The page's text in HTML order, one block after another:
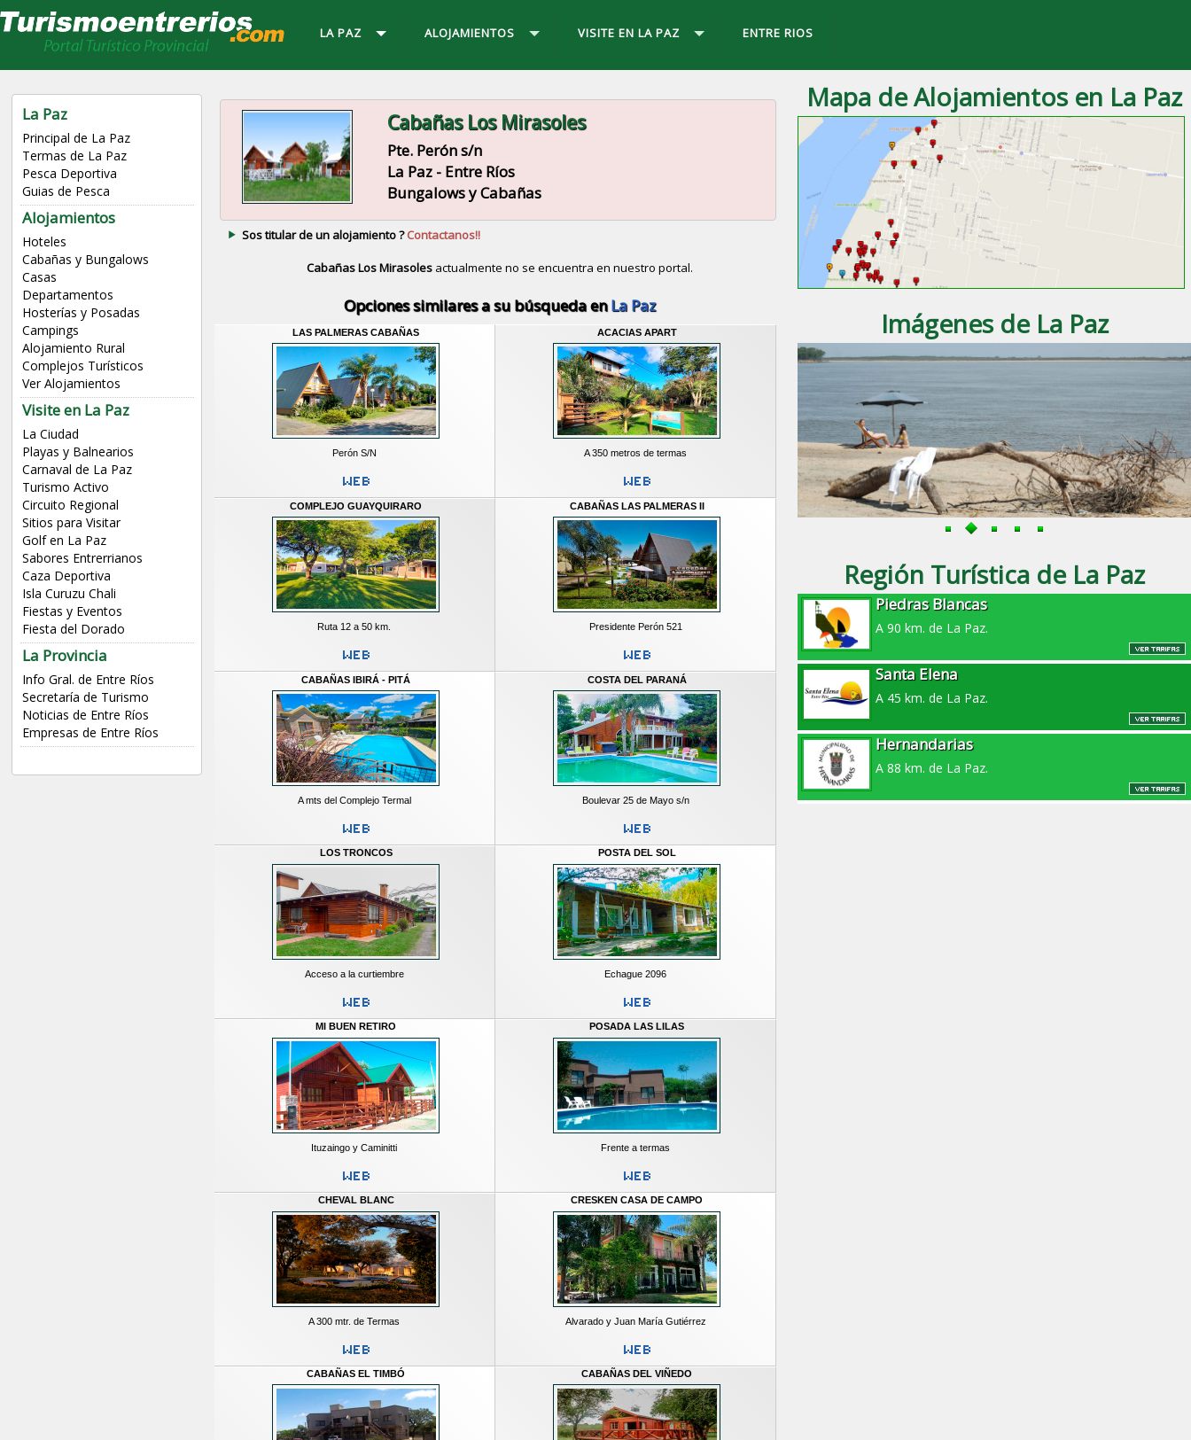
LA PAZ ALOJAMIENTOS VISITE EN LA PAZ ENTRE RIOS
La Paz
Principal de La Paz
Termas de La Paz
Pesca Deportiva
Guias de Pesca
Alojamientos
Hoteles
Cabañas y Bungalows
Casas
Departamentos
Hosterías y Posadas
Campings
Alojamiento Rural
Complejos Turísticos
Ver Alojamientos
Visite en La Paz
La Ciudad
Playas y Balnearios
Carnaval de La Paz
Turismo Activo
Circuito Regional
Sitios para Visitar
Golf en La Paz
Sabores Entrerrianos
Caza Deportiva
Isla Curuzu Chali
Fiestas y Eventos
Fiesta del Dorado
La Provincia
Info Gral. de Entre Ríos
Secretaría de Turismo
Noticias de Entre Ríos
Empresas de Entre Ríos
Cabañas Los Mirasoles
Pte. Perón s/n
La Paz - Entre Ríos
Bungalows y Cabañas
Sos titular de un alojamiento ?Contactanos!!
Cabañas Los Mirasoles actualmente no se encuentra en nuestro portal.
en la ciudad deLa Paz, Entre Ríos.
Opciones similares a su búsqueda enLa Paz
LAS PALMERAS CABAÑAS
Perón S/N
ACACIAS APART
A 350 metros de termas
COMPLEJO GUAYQUIRARO
Ruta 12 a 50 km.
CABAÑAS LAS PALMERAS II
Presidente Perón 521
CABAÑAS IBIRÁ - PITÁ
A mts del Complejo Termal
COSTA DEL PARANÁ
Boulevar 25 de Mayo s/n
LOS TRONCOS
Acceso a la curtiembre
POSTA DEL SOL
Echague 2096
MI BUEN RETIRO
Ituzaingo y Caminitti
POSADA LAS LILAS
Frente a termas
CHEVAL BLANC
A 300 mtr. de Termas
CRESKEN CASA DE CAMPO
Alvarado y Juan María Gutiérrez
CABAÑAS EL TIMBÓ CABAÑAS DEL VIÑEDO
Mapa de Alojamientos en La Paz
Imágenes de La Paz
Región Turística de La Paz
Piedras Blancas
A 90 km. de La Paz.
Santa Elena
A 45 km. de La Paz.
Hernandarias
A 88 km. de La Paz.